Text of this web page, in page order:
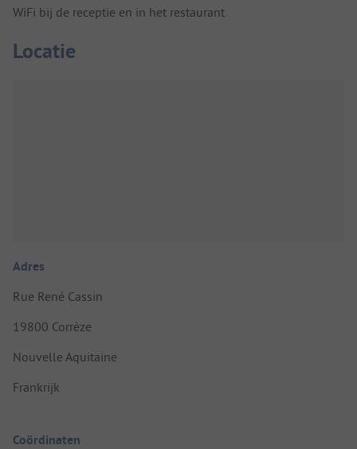
WiFi bij de receptie en in het restaurant
Locatie
Adres
Rue René Cassin
19800 Corrèze
Nouvelle Aquitaine
Frankrijk
Coördinaten